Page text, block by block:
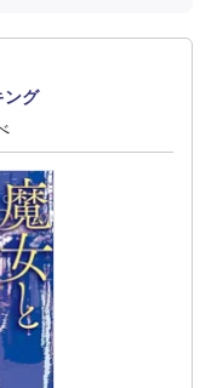
ング